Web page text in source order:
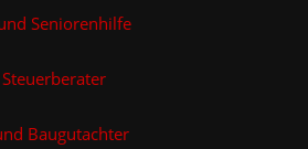
Seniorenhilfe
Baugutachter